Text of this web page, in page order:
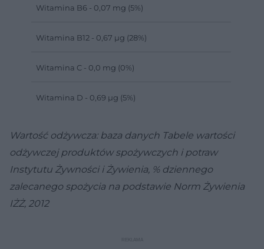
Witamina B6 - 0,07 mg (5%)
Witamina B12 - 0,67 µg (28%)
Witamina C - 0,0 mg (0%)
Witamina D - 0,69 µg (5%)
Wartość odżywcza: baza danych Tabele wartości
odżywczej produktów spożywczych i potraw
Instytutu Żywności i Żywienia, % dziennego
zalecanego spożycia na podstawie Norm Żywienia
IŻŻ, 2012